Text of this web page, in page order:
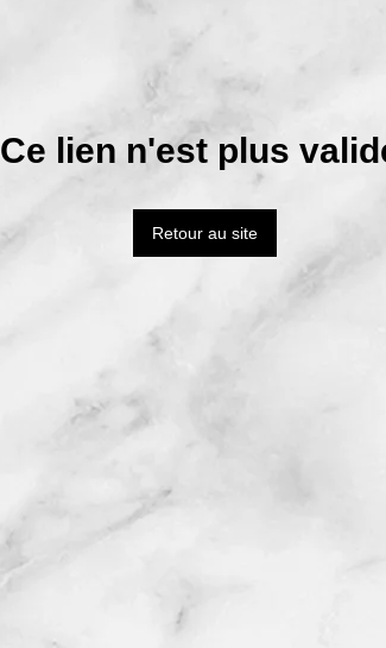
Ce lien n'est plus
Retour au site